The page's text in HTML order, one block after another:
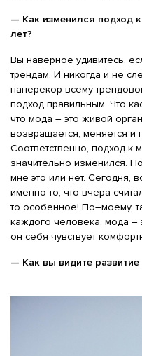
— Как изменился подход
лет?
Вы наверное удивитесь,
трендам. И никогда и не
наперекор всему
подход правильным. Что
что мода – это живой
возвращается, меняется и
Соответственно, подход к
значительно изменился.
мне это или нет. Сегодня,
именно то, что вчера
то особенное! По–моему,
каждого человека, мода –
он себя чувствует
— Как вы видите развитие